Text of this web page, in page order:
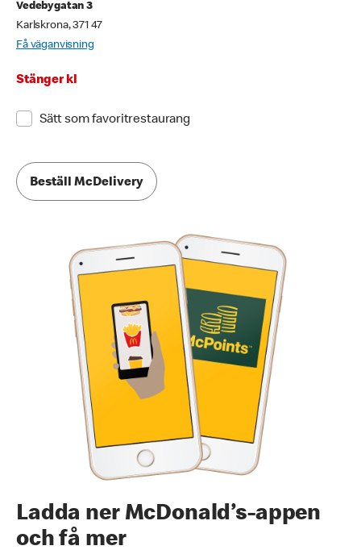
Vedebygatan 3
Karlskrona, 371 47
Få väganvisning
Stänger kl
Sätt som favoritrestaurang
Beställ McDelivery
Ladda ner McDonald’s-appen
och få mer